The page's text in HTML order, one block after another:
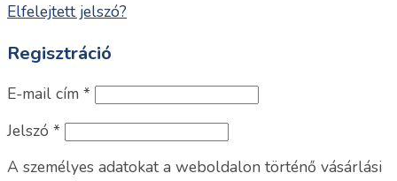
Elfelejtett jelszó?
Regisztráció
E-mail cím *
Jelszó *
A személyes adatokat a weboldalon történő vásárlási